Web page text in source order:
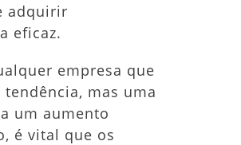
adquirir
eficaz.
empresa que
mas uma
um aumento
é vital que os